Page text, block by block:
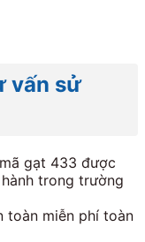
vấn sử
gạt 433 được
trong trường
toàn miễn phí toàn